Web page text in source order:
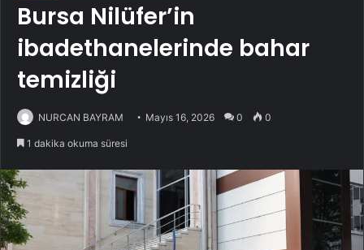
Bursa Nilüfer’in
ibadethanelerinde bahar
temizliği
NURCAN BAYRAM Mayıs 16, 2026 0 0
1 dakika okuma süresi